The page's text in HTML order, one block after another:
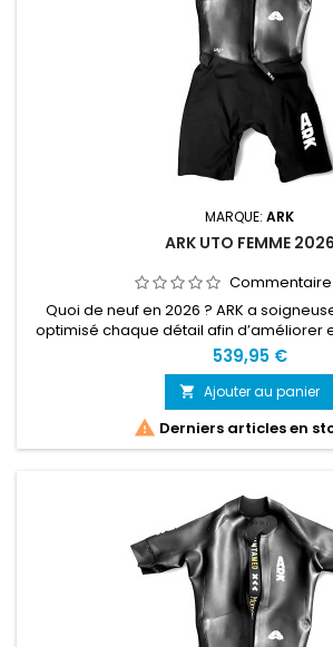
MARQUE: ARK
ARK UTO FEMME 2026
Quoi de neuf en 2026 ? ARK a
optimisé chaque détail afin d’améliorer
cette combinaison. Matériaux
Yamamoto haut de gamme dernière
mousse mis à jour. Doublures intérieures
chaque panneau ajusté pour atteindre
maximales. Col
539,95 €
 Ajouter au panier
 Derniers articles en